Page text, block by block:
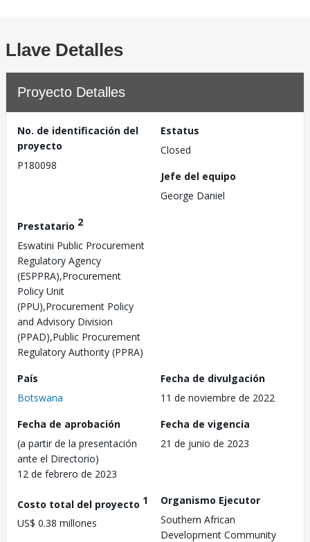
Llave Detalles
Proyecto Detalles
No. de identificación del
proyecto
P180098
Estatus
Closed
Jefe del equipo
George Daniel
Prestatario 2
Eswatini Public Procurement
Regulatory Agency
(ESPPRA),Procurement
Policy Unit
(PPU),Procurement Policy
and Advisory Division
(PPAD),Public Procurement
Regulatory Authority (PPRA)
País
Botswana
Fecha de divulgación
11 de noviembre de 2022
Fecha de aprobación
(a partir de la presentación
ante el Directorio)
12 de febrero de 2023
Fecha de vigencia
21 de junio de 2023
Costo total del proyecto 1
US$ 0.38 millones
Organismo Ejecutor
Southern African
Development Community